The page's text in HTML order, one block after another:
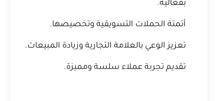
بفعالية.
أتمتة الحملات التسويقية وتخصيصها.
تعزيز الوعي بالعلامة التجارية وزيادة المبيعات.
تقديم تجربة عملاء سلسة ومميزة.